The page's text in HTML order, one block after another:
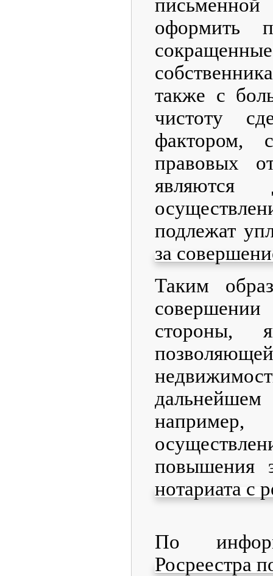
письменной
оформить
также с
чистоту
фактором,
правовых
являются
подлежат
за
Таким
стороны,
повышения
нотариата с
По
Росреестра